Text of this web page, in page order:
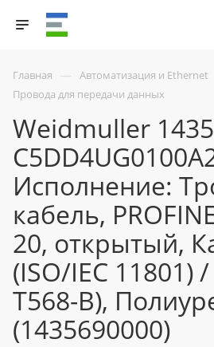
Главная — Автоматизация и Ethernet
Провода для передачи данных
Weidmuller
Исполнение:
кабель,
20, открытый,
(ISO/IEC 11801)
T568-B),
(1435690000)